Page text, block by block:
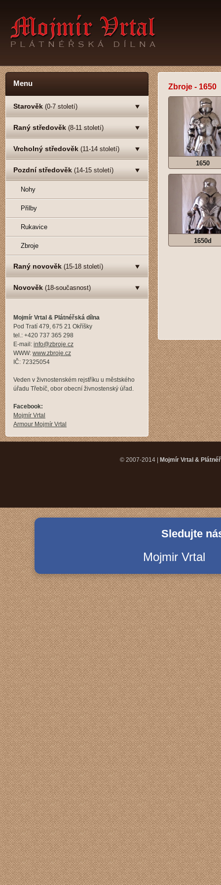
Zbroje - 1650
1650
1650d
Menu
Starověk (0-7 století)
Raný středověk (8-11 století)
Vrcholný středověk (11-14 století)
Pozdní středověk (14-15 století)
Nohy
Přilby
Rukavice
Zbroje
Raný novověk (15-18 století)
Novověk (18-současnost)
Mojmír Vrtal & Plátnéřská dílna
Pod Tratí 479, 675 21 Okříšky
tel.: +420 737 365 298
E-mail: info@zbroje.cz
WWW: www.zbroje.cz
IČ: 72325054
Veden v živnostenském rejstříku u městského
úřadu Třebíč, obor obecní živnostenský úřad.
Facebook:
Mojmír Vrtal
Armour Mojmír Vrtal
© 2007-2014 | Mojmír Vrtal &
Sledujte
Mojmir Vrtal